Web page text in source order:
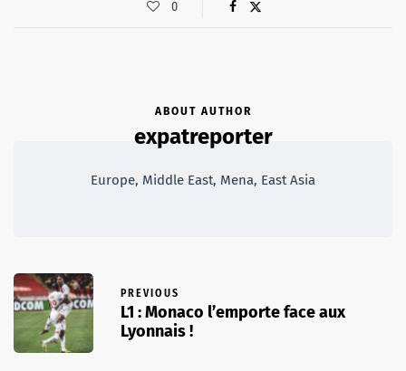
0
ABOUT AUTHOR
expatreporter
Europe, Middle East, Mena, East Asia
PREVIOUS
L1 : Monaco l’emporte face aux
Lyonnais !